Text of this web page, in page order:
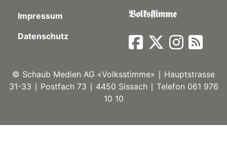
Impressum
Datenschutz
© Schaub Medien AG «Volksstimme» ∣ Hauptstrasse
31-33 ∣ Postfach 73 ∣ 4450 Sissach ∣ Telefon 061 976
10 10